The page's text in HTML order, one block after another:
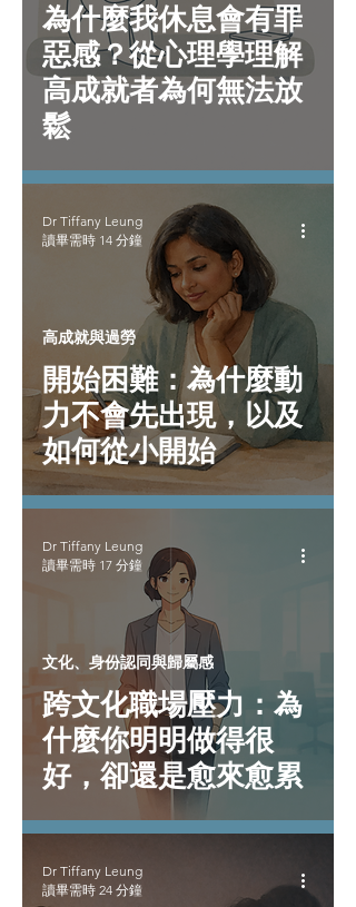
為什麼我休息會有罪
惡感？從心理學理解
高成就者為何無法放
鬆
開始困難：為什麼動
力不會先出現，以及
如何從小開始
高成就與過勞
Dr Tiffany Leung
讀畢需時 14 分鐘
跨文化職場壓力：為
什麼你明明做得很
好，卻還是愈來愈累
文化、身份認同與歸屬感
Dr Tiffany Leung
讀畢需時 17 分鐘
Dr Tiffany Leung
讀畢需時 24 分鐘